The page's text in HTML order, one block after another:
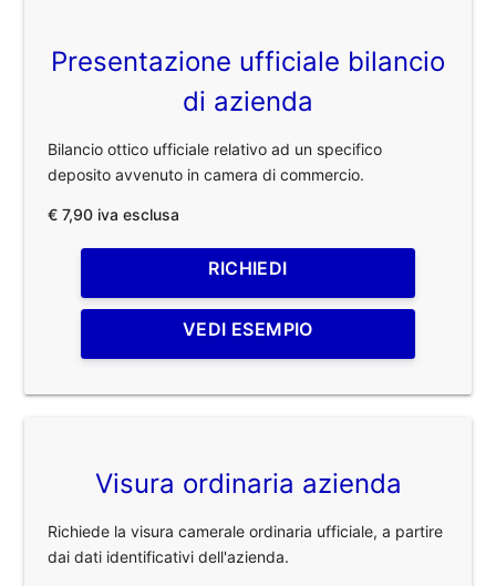
Presentazione ufficiale bilancio
di azienda
Bilancio ottico ufficiale relativo ad un specifico
deposito avvenuto in camera di commercio.
€ 7,90 iva esclusa
RICHIEDI
VEDI ESEMPIO
Visura ordinaria azienda
Richiede la visura camerale ordinaria ufficiale, a partire
dai dati identificativi dell'azienda.